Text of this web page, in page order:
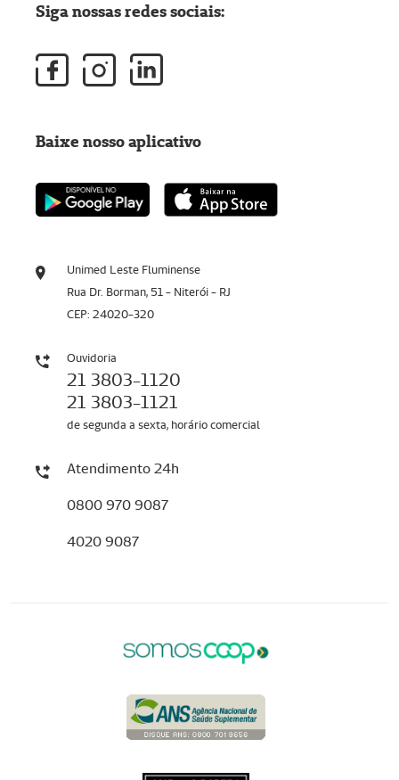
Unimed Leste Fluminense
Rua Dr. Borman, 51 - Niterói - RJ
CEP: 24020-320
Ouvidoria
21 3803-1120
21 3803-1121
de segunda a sexta, horário comercial
Atendimento 24h
0800 970 9087
4020 9087
Siga nossas redes sociais:
Baixe nosso aplicativo